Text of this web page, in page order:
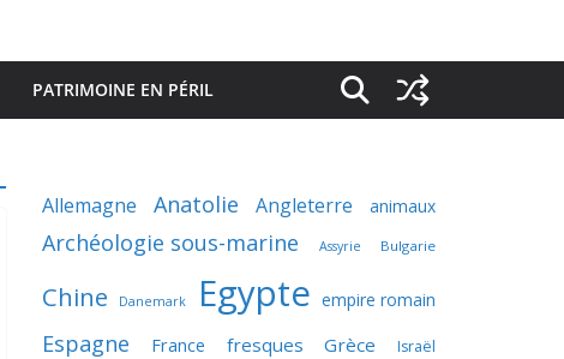
PATRIMOINE EN PÉRIL
Allemagne Anatolie Angleterre animaux
Archéologie sous-marine Assyrie Bulgarie
Chine Danemark Egypte empire romain
Espagne France fresques Grèce Israël